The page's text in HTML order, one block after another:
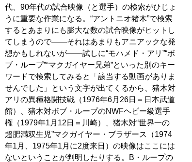
代、90年代の試合映像（と選手）の検索がひじょ
うに重要な作業になる。“アントニオ猪木”で検索
するとあまりにも膨大な数の試合映像がヒットし
てしまうので――それはあまりもアニアックな発
想かもしれないが――試しに“モハメド・アリ”“ボ
ブ・ループ”“マクガイヤー兄弟”といった別のキー
ワードで検索してみると「該当する動画がありま
せんでした」という文字が出てくるから、猪木対
アリの異種格闘技戦（1976年6月26日＝日本武道
館）、猪木対ボブ・ループのNWFヘビー級選手
権（1979年1月12日＝川崎）、猪木対“世界一の
超肥満双生児”マクガイヤー・ブラザース（1974
年1月、1975年1月に2度来日）の映像はここには
ないということが判明したりする。B・ループの